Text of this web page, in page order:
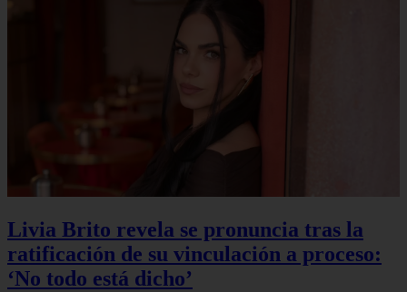
Livia Brito revela se pronuncia tras la
ratificación de su vinculación a proceso:
‘No todo está dicho’